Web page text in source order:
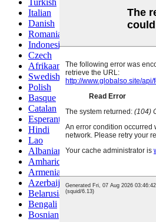
Italian
Danish
Romanian
Indonesian
Czech
Afrikaans
Swedish
Polish
Basque
Catalan
Esperanto
Hindi
Lao
Albanian
Amharic
Armenian
Azerbaijani
Belarusian
Bengali
Bosnian